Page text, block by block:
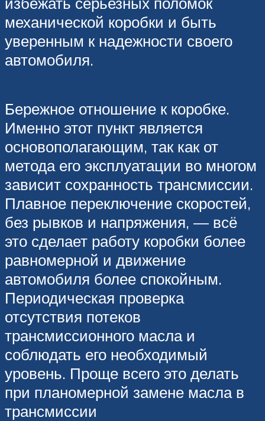
механической коробки и быть
уверенным к надежности своего
автомобиля.
Бережное отношение к коробке.
Именно этот пункт является
основополагающим, так как от
метода его эксплуатации во многом
зависит сохранность трансмиссии.
Плавное переключение скоростей,
без рывков и напряжения, — всё
это сделает работу коробки более
равномерной и движение
автомобиля более спокойным.
Периодическая проверка
отсутствия потеков
трансмиссионного масла и
соблюдать его необходимый
уровень. Проще всего это делать
при планомерной замене масла в
трансмиссии